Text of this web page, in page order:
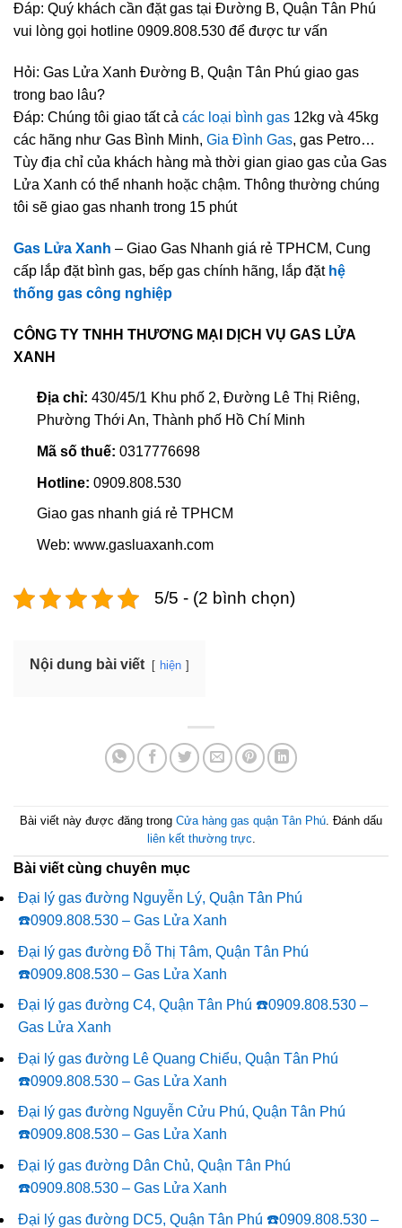
Đáp: Quý khách cần đặt gas tại Đường B, Quận Tân Phú
vui lòng gọi hotline 0909.808.530 để được tư vấn
Hỏi: Gas Lửa Xanh Đường B, Quận Tân Phú giao gas
trong bao lâu?
Đáp: Chúng tôi giao tất cả các loại bình gas 12kg và 45kg
các hãng như Gas Bình Minh, Gia Đình Gas, gas Petro…
Tùy địa chỉ của khách hàng mà thời gian giao gas của Gas
Lửa Xanh có thể nhanh hoặc chậm. Thông thường chúng
tôi sẽ giao gas nhanh trong 15 phút
Gas Lửa Xanh – Giao Gas Nhanh giá rẻ TPHCM, Cung
cấp lắp đặt bình gas, bếp gas chính hãng, lắp đặt hệ
thống gas công nghiệp
CÔNG TY TNHH THƯƠNG MẠI DỊCH VỤ GAS LỬA
XANH
Địa chỉ: 430/45/1 Khu phố 2, Đường Lê Thị Riêng,
Phường Thới An, Thành phố Hồ Chí Minh
Mã số thuế: 0317776698
Hotline: 0909.808.530
Giao gas nhanh giá rẻ TPHCM
Web: www.gasluaxanh.com
5/5 - (2 bình chọn)
Nội dung bài viết hiện
Bài viết này được đăng trong Cửa hàng gas quận Tân Phú. Đánh dấu
liên kết thường trực.
Bài viết cùng chuyên mục
Đại lý gas đường Nguyễn Lý, Quận Tân Phú
☎️0909.808.530 – Gas Lửa Xanh
Đại lý gas đường Đỗ Thị Tâm, Quận Tân Phú
☎️0909.808.530 – Gas Lửa Xanh
Đại lý gas đường C4, Quận Tân Phú ☎️0909.808.530 –
Gas Lửa Xanh
Đại lý gas đường Lê Quang Chiểu, Quận Tân Phú
☎️0909.808.530 – Gas Lửa Xanh
Đại lý gas đường Nguyễn Cửu Phú, Quận Tân Phú
☎️0909.808.530 – Gas Lửa Xanh
Đại lý gas đường Dân Chủ, Quận Tân Phú
☎️0909.808.530 – Gas Lửa Xanh
Đại lý gas đường DC5, Quận Tân Phú ☎️0909.808.530 –